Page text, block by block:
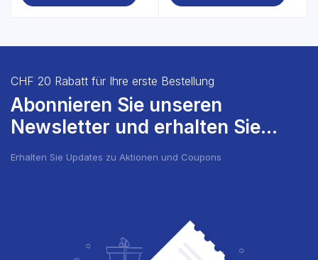
CHF 20 Rabatt für Ihre erste Bestellung
Abonnieren Sie unseren
Newsletter und erhalten Sie...
Erhalten Sie Updates zu Aktionen und Coupons